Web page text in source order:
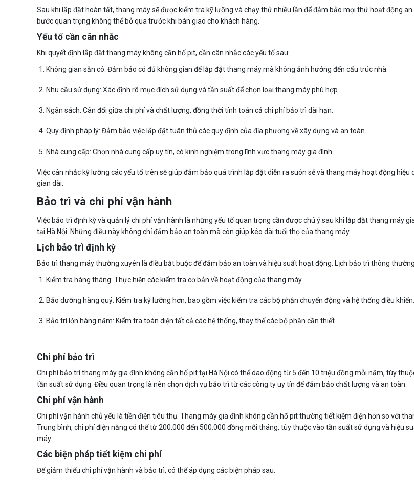
Sau khi lắp đặt hoàn tất, thang máy sẽ được kiểm tra kỹ lưỡng và chạy thử nhiều lần để đảm bảo mọi thứ hoạt động an
bước quan trọng không thể bỏ qua trước khi bàn giao cho khách hàng.
Yếu tố cần cân nhắc
Khi quyết định lắp đặt thang máy không cần hố pit, cần cân nhắc các yếu tố sau:
Không gian sẵn có: Đảm bảo có đủ không gian để lắp đặt thang máy mà không ảnh hưởng đến cấu trúc nhà.
Nhu cầu sử dụng: Xác định rõ mục đích sử dụng và tần suất để chọn loại thang máy phù hợp.
Ngân sách: Cân đối giữa chi phí và chất lượng, đồng thời tính toán cả chi phí bảo trì dài hạn.
Quy định pháp lý: Đảm bảo việc lắp đặt tuân thủ các quy định của địa phương về xây dựng và an toàn.
Nhà cung cấp: Chọn nhà cung cấp uy tín, có kinh nghiệm trong lĩnh vực thang máy gia đình.
Việc cân nhắc kỹ lưỡng các yếu tố trên sẽ giúp đảm bảo quá trình lắp đặt diễn ra suôn sẻ và thang máy hoạt động hiệu
gian dài.
Bảo trì và chi phí vận hành
Việc bảo trì định kỳ và quản lý chi phí vận hành là những yếu tố quan trọng cần được chú ý sau khi lắp đặt thang máy
tại Hà Nội. Những điều này không chỉ đảm bảo an toàn mà còn giúp kéo dài tuổi thọ của thang máy.
Lịch bảo trì định kỳ
Bảo trì thang máy thường xuyên là điều bắt buộc để đảm bảo an toàn và hiệu suất hoạt động. Lịch bảo trì thông
Kiểm tra hàng tháng: Thực hiện các kiểm tra cơ bản về hoạt động của thang máy.
Bảo dưỡng hàng quý: Kiểm tra kỹ lưỡng hơn, bao gồm việc kiểm tra các bộ phận chuyển động và hệ thống điều khiển.
Bảo trì lớn hàng năm: Kiểm tra toàn diện tất cả các hệ thống, thay thế các bộ phận cần thiết.
Chi phí bảo trì
Chi phí bảo trì thang máy gia đình không cần hố pit tại Hà Nội có thể dao động từ 5 đến 10 triệu đồng mỗi năm, tùy
tần suất sử dụng. Điều quan trọng là nên chọn dịch vụ bảo trì từ các công ty uy tín để đảm bảo chất lượng và an toàn.
Chi phí vận hành
Chi phí vận hành chủ yếu là tiền điện tiêu thụ. Thang máy gia đình không cần hố pit thường tiết kiệm điện hơn so với
Trung bình, chi phí điện năng có thể từ 200.000 đến 500.000 đồng mỗi tháng, tùy thuộc vào tần suất sử dụng và hiệu
máy.
Các biện pháp tiết kiệm chi phí
Để giảm thiểu chi phí vận hành và bảo trì, có thể áp dụng các biện pháp sau: